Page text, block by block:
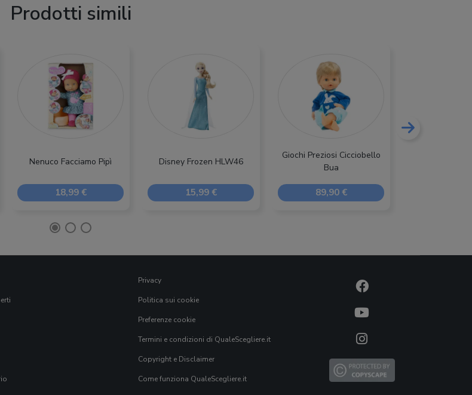
Prodotti simili
Nenuco Facciamo Pipì
18,99 €
Disney Frozen HLW46
15,99 €
Giochi Preziosi Cicciobello
Bua
89,90 €
Privacy
Politica sui cookie
Preferenze cookie
Termini e condizioni di QualeScegliere.it
Copyright e Disclaimer
Come funziona QualeScegliere.it